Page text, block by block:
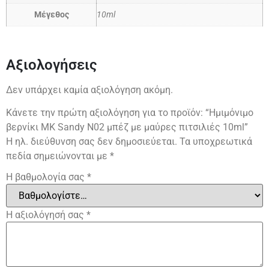
Μέγεθος 10ml
Αξιολογήσεις
Δεν υπάρχει καμία αξιολόγηση ακόμη.
Κάνετε την πρώτη αξιολόγηση για το προϊόν: “Ημιμόνιμο
βερνίκι ΜΚ Sandy N02 μπέζ με μαύρες πιτσιλιές 10ml”
Η ηλ. διεύθυνση σας δεν δημοσιεύεται. Τα υποχρεωτικά
πεδία σημειώνονται με *
Η βαθμολογία σας *
Η αξιολόγησή σας *